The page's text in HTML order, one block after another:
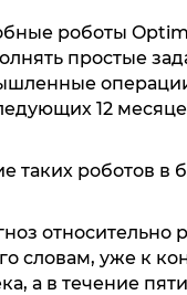
роботы
простые
12
таких роботов в
относительно
словам, уже к
а в течение